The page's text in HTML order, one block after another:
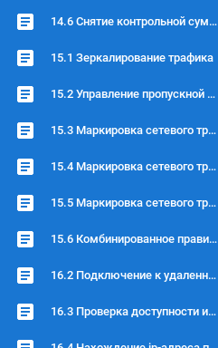
14.6 Снятие контрольной суммы с объекта
15.1 Зеркалирование трафика
15.2 Управление пропускной способностью (shaping traffic)
15.3 Маркировка сетевого трафика
15.4 Маркировка сетевого трафика по ip-адресу
15.5 Маркирoвка сетевoгo трафика пo протоколу tcp udp и порту
15.6 Комбинированное правило маркировки
16.2 Подключение к удаленным хостам сети
16.3 Проверка доступности и маршрута до удаленного ресурса